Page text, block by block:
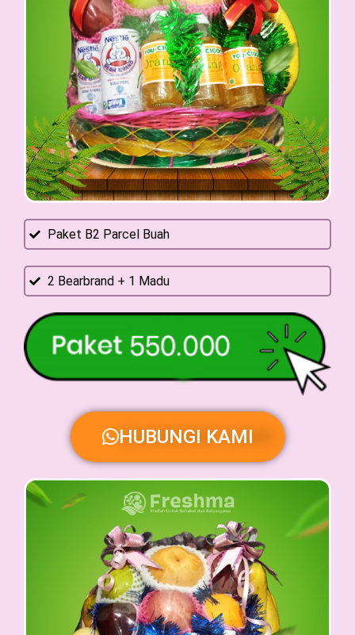
Paket B2 Parcel Buah
2 Bearbrand + 1 Madu
HUBUNGI KAMI